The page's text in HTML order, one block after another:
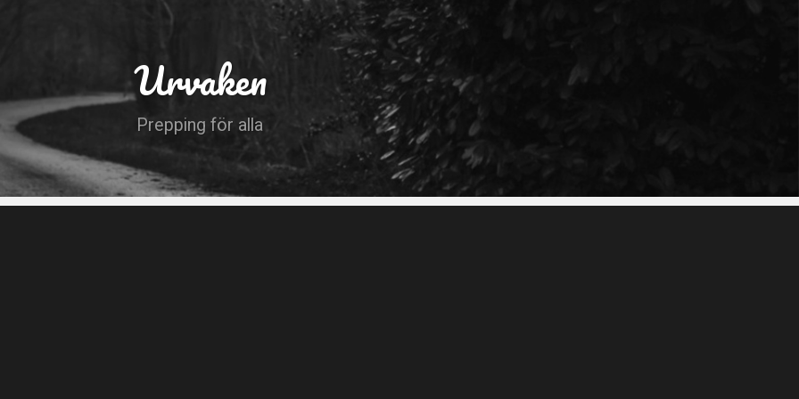
Urvaken
Prepping för alla